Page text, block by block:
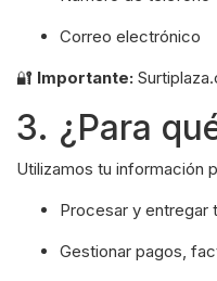
Correo electrónico
🔐 Importante:
3. ¿Para
Utilizamos tu información
Procesar y entregar
Gestionar pagos,